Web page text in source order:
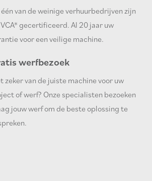
één van de weinige verhuurbedrijven zijn
gecertificeerd. Al 20 jaar uw
voor een veilige machine.
werfbezoek
zeker van de juiste machine voor uw
of werf? Onze specialisten bezoeken
jouw werf om de beste oplossing te